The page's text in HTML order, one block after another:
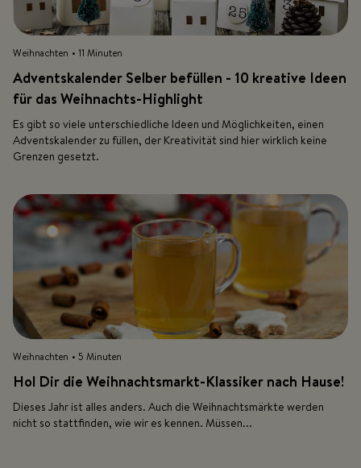
Weihnachten • 11 Minuten
Adventskalender Selber befüllen - 10 kreative Ideen
für das Weihnachts-Highlight
Es gibt so viele unterschiedliche Ideen und Möglichkeiten, einen
Adventskalender zu füllen, der Kreativität sind hier wirklich keine
Grenzen gesetzt.
Weihnachten • 5 Minuten
Hol Dir die Weihnachtsmarkt-Klassiker nach Hause!
Dieses Jahr ist alles anders. Auch die Weihnachtsmärkte werden
nicht so stattfinden, wie wir es kennen. Müssen...